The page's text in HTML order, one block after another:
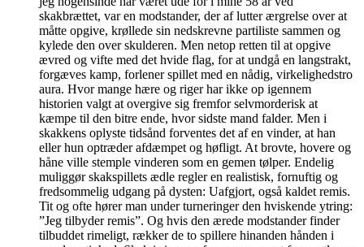
skakbrættet, var en modstander, der af lutter ærgrelse over at
måtte opgive, krøllede sin nedskrevne partiliste sammen og
kylede den over skulderen. Men netop retten til at opgive
ævred og vifte med det hvide flag, for at undgå en langstrakt,
forgæves kamp, forlener spillet med en nådig, virkelighedstro
aura. Hvor mange hære og riger har ikke op igennem
historien valgt at overgive sig fremfor selvmorderisk at
kæmpe til den bitre ende, hvor sidste mand falder. Men i
skakkens oplyste tidsånd forventes det af en vinder, at han
eller hun optræder afdæmpet og høfligt. At brovte, hovere og
håne ville stemple vinderen som en gemen tølper. Endelig
muliggør skakspillets ædle regler en realistisk, fornuftig og
fredsommelig udgang på dysten: Uafgjort, også kaldet remis.
Tit og ofte hører man under turneringer den hviskende ytring:
”Jeg tilbyder remis”. Og hvis den ærede modstander finder
tilbuddet rimeligt, rækker de to spillere hinanden hånden i